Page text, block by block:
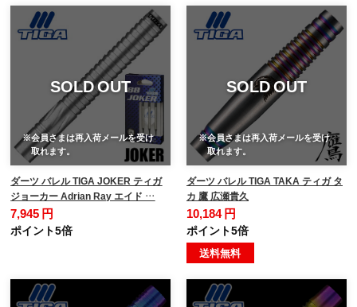
SOLD OUT
※会員さまは再入荷メールを受け
取れます。
ダーツ バレル TIGA JOKER ティガ
ジョーカー Adrian Ray エイド …
7,945 円
ポイント5倍
SOLD OUT
※会員さまは再入荷メールを受け
取れます。
ダーツ バレル TIGA TAKA ティガ タ
カ 鷹 広瀬貴久
10,184 円
ポイント5倍
送料無料